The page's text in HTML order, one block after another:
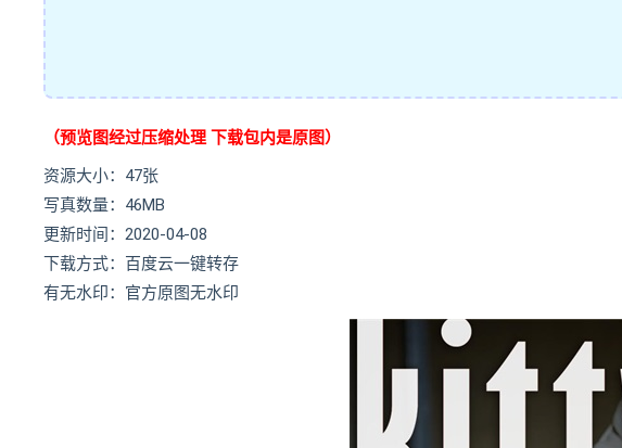
（预览图经过压缩处理 下载包内是原图）
资源大小：47张
写真数量：46MB
更新时间：2020-04-08
下载方式：百度云一键转存
有无水印：官方原图无水印